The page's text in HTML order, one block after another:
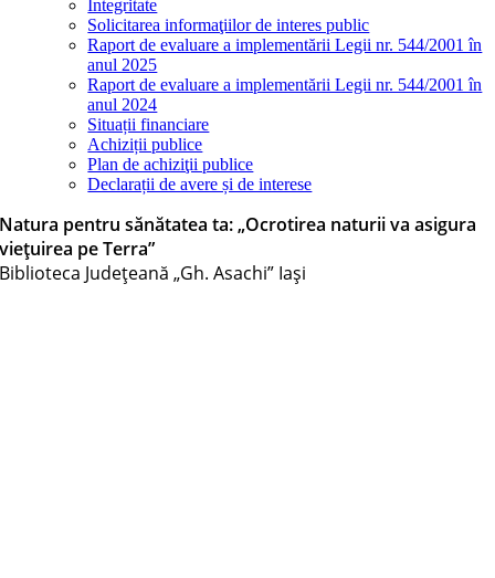
Integritate
Solicitarea informaţiilor de interes public
Raport de evaluare a implementării Legii nr. 544/2001 în
anul 2025
Raport de evaluare a implementării Legii nr. 544/2001 în
anul 2024
Situații financiare
Achiziții publice
Plan de achiziţii publice
Declarații de avere și de interese
Natura pentru sănătatea ta: „Ocrotirea naturii va asigura
viețuirea pe Terra”
Biblioteca Judeţeană „Gh. Asachi” Iaşi